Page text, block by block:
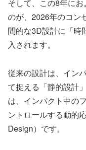
そして、この8年に
のが、2026年のコン
間的な3D設計に「時
入されます。
従来の設計は、イン
て捉える「静的設計
は、インパクト中の
ントロールする動的
Design）です。